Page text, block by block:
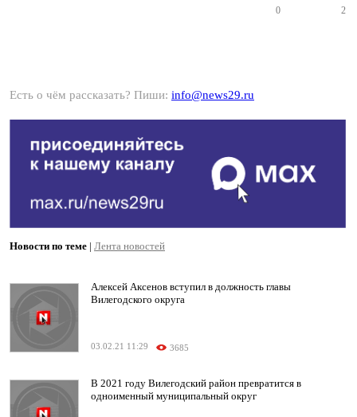
0 2
Есть о чём рассказать? Пиши: info@news29.ru
Новости по теме | Лента новостей
Алексей Аксенов вступил в должность главы
Вилегодского округа
03.02.21 11:29 3685
В 2021 году Вилегодский район превратится в
одноименный муниципальный округ